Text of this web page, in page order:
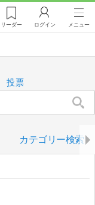
リーダー ログイン メニュー
投票
カテゴリー検索